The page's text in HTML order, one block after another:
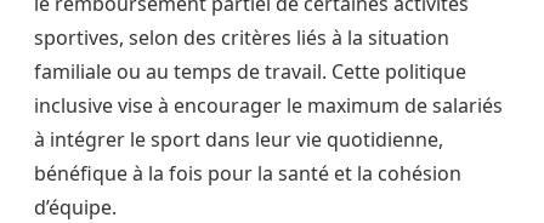
sportives, selon des critères liés à la situation
familiale ou au temps de travail. Cette politique
inclusive vise à encourager le maximum de salariés
à intégrer le sport dans leur vie quotidienne,
bénéfique à la fois pour la santé et la cohésion
d’équipe.